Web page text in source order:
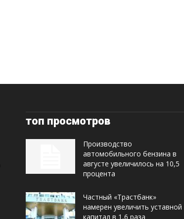
топ просмотров
Производство
автомобильного бензина в
августе увеличилось на 10,5
процента
Частный «Трастбанк»
намерен увеличить уставной
капитал в 1,6 раза